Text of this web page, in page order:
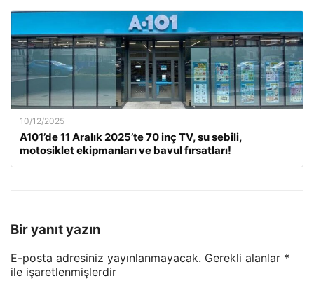
10/12/2025
A101’de 11 Aralık 2025’te 70 inç TV, su sebili,
motosiklet ekipmanları ve bavul fırsatları!
Bir yanıt yazın
E-posta adresiniz yayınlanmayacak. Gerekli alanlar *
ile işaretlenmişlerdir